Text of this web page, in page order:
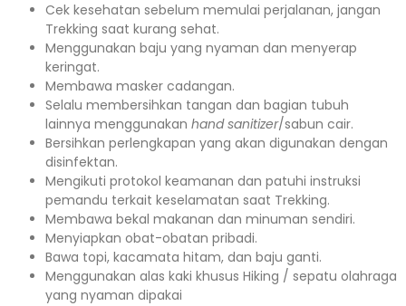
Cek kesehatan sebelum memulai perjalanan, jangan
Trekking saat kurang sehat.
Menggunakan baju yang nyaman dan menyerap
keringat.
Membawa masker cadangan.
Selalu membersihkan tangan dan bagian tubuh
lainnya menggunakan hand sanitizer/sabun cair.
Bersihkan perlengkapan yang akan digunakan dengan
disinfektan.
Mengikuti protokol keamanan dan patuhi instruksi
pemandu terkait keselamatan saat Trekking.
Membawa bekal makanan dan minuman sendiri.
Menyiapkan obat-obatan pribadi.
Bawa topi, kacamata hitam, dan baju ganti.
Menggunakan alas kaki khusus Hiking / sepatu olahraga
yang nyaman dipakai